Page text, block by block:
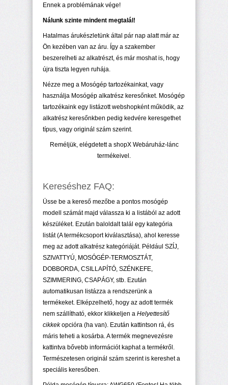
Ennek a problémának vége!
Nálunk szinte mindent megtalál!
Hatalmas árukészletünk által pár nap alatt már az
Ön kezében van az áru. Így a szakember
beszerelheti az alkatrészt, és már moshat is, hogy
újra tiszta legyen ruhája.
Nézze meg a Mosógép tartozékainkat, vagy
használja Mosógép alkatrész keresőnket. Mosógép
tartozékaink egy listázott webshopként működik, az
alkatrész keresőnkben pedig kedvére keresgethet
típus, vagy originál szám szerint.
Reméljük, elégdetett a shopX Webáruház-lánc
termékeivel.
Kereséshez FAQ:
Üsse be a kereső mezőbe a pontos mosógép
modell számát majd válassza ki a listából az adott
készüléket. Ezután baloldalt talál egy kategória
listát (A termékcsoport kiválasztása), ahol keresse
meg az adott alkatrész kategóriáját. Például SZÍJ,
SZIVATTYÚ, MOSÓGÉP-TERMOSZTÁT,
DOBBORDA, CSILLAPÍTÓ, SZÉNKEFE,
SZIMMERING, CSAPÁGY, stb. Ezután
automatikusan listázza a rendszerünk a
termékeket. Elképzelhető, hogy az adott termék
nem szállítható, ekkor klikkeljen a Helyettesítő
cikkekopcióra (ha van). Ezután kattintson rá, és
máris teheti a kosárba. A termék megnevezésre
kattintva bővebb információt kaphat a termékről.
Természetesen originál szám szerint is kereshet a
speciális keresőben.